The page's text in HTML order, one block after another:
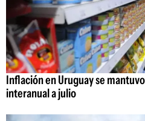
Inflación en Uruguay se
interanual a julio